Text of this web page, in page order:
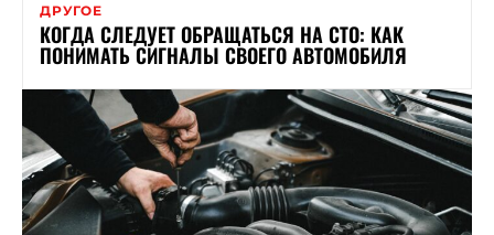
ДРУГОЕ
КОГДА СЛЕДУЕТ ОБРАЩАТЬСЯ НА СТО: КАК
ПОНИМАТЬ СИГНАЛЫ СВОЕГО АВТОМОБИЛЯ